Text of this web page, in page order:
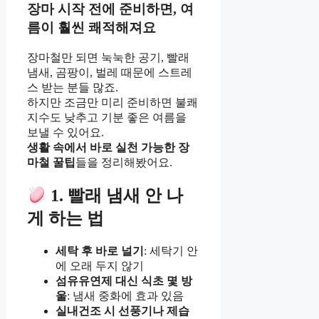
장마 시작 전에 준비하면, 여
름이 훨씬 쾌적해져요
장마철만 되면 눅눅한 공기, 빨래
냄새, 곰팡이, 벌레 때문에 스트레
스 받는 분들 많죠.
하지만 조금만 미리 준비하면 불쾌
지수도 낮추고 기분 좋은 여름을
보낼 수 있어요.
생활 속에서 바로 실천 가능한 장
마철 꿀팁들을 정리해봤어요.
1. 빨래 냄새 안 나
게 하는 법
세탁 후 바로 널기 : 세탁기 안
에 오래 두지 않기
섬유유연제 대신 식초 몇 방
울: 냄새 중화에 효과 있음
실내건조 시 선풍기나 제습